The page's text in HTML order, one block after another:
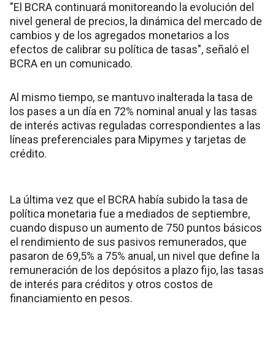
"El BCRA continuará monitoreando la evolución del
nivel general de precios, la dinámica del mercado de
cambios y de los agregados monetarios a los
efectos de calibrar su política de tasas", señaló el
BCRA en un comunicado.
Al mismo tiempo, se mantuvo inalterada la tasa de
los pases a un día en 72% nominal anual y las tasas
de interés activas reguladas correspondientes a las
líneas preferenciales para Mipymes y tarjetas de
crédito.
La última vez que el BCRA había subido la tasa de
política monetaria fue a mediados de septiembre,
cuando dispuso un aumento de 750 puntos básicos
el rendimiento de sus pasivos remunerados, que
pasaron de 69,5% a 75% anual, un nivel que define la
remuneración de los depósitos a plazo fijo, las tasas
de interés para créditos y otros costos de
financiamiento en pesos.